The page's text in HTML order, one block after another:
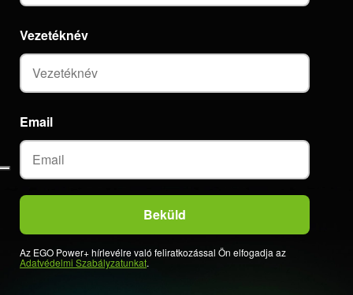
Email
Vezetéknév
Az EGO Power+ hírlevélre való feliratkozással Ön elfogadja az
Adatvédelmi Szabályzatunkat.